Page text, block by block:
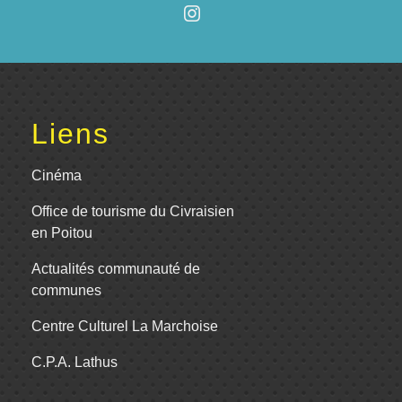
Liens
Cinéma
Office de tourisme du Civraisien
en Poitou
Actualités communauté de
communes
Centre Culturel La Marchoise
C.P.A. Lathus